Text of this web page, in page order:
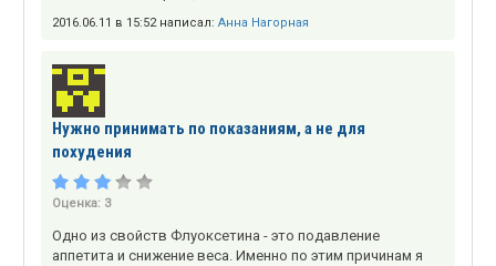
2016.06.11 в 15:52 написал: Анна Нагорная
Нужно принимать по показаниям, а не для
похудения
Оценка: 3
Одно из свойств Флуоксетина - это подавление
аппетита и снижение веса. Именно по этим причинам я